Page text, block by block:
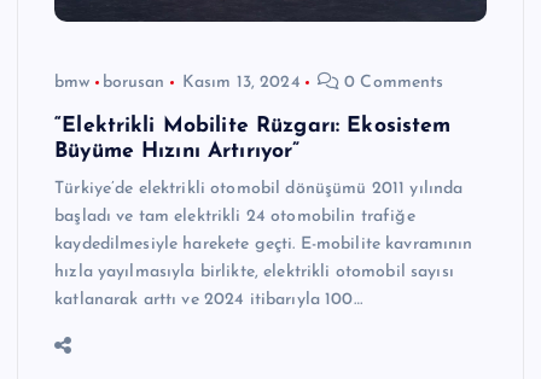
bmw borusan Kasım 13, 2024 0 Comments
“Elektrikli Mobilite Rüzgarı: Ekosistem
Büyüme Hızını Artırıyor”
Türkiye’de elektrikli otomobil dönüşümü 2011 yılında
başladı ve tam elektrikli 24 otomobilin trafiğe
kaydedilmesiyle harekete geçti. E-mobilite kavramının
hızla yayılmasıyla birlikte, elektrikli otomobil sayısı
katlanarak arttı ve 2024 itibarıyla 100…